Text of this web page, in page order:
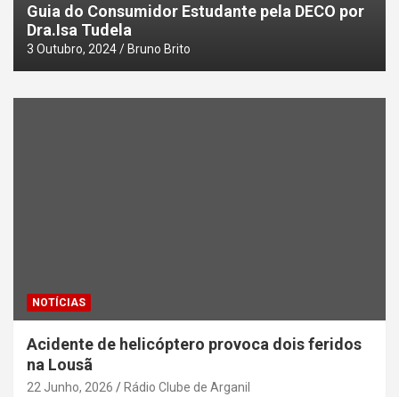
Guia do Consumidor Estudante pela DECO por
Dra.Isa Tudela
3 Outubro, 2024 Bruno Brito
NOTÍCIAS
Acidente de helicóptero provoca dois feridos
na Lousã
22 Junho, 2026 Rádio Clube de Arganil